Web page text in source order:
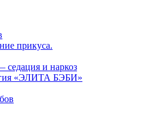
прикуса.
седация и наркоз
«ЭЛИТА БЭБИ»